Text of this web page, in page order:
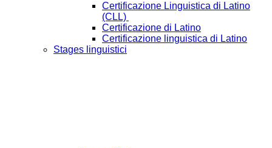
Certificazione Linguistica di Latino
(CLL)
Certificazione di Latino
Certificazione linguistica di Latino
Stages linguistici